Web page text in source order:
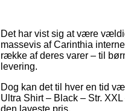
Det har vist sig at være
massevis af Carinthia
række af deres varer – til
levering.
Dog kan det til hver en tid
Ultra Shirt – Black – Str.